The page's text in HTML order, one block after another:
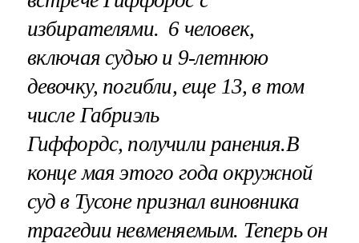
избирателями. 6 человек,
включая судью и 9-летнюю
девочку, погибли, еще 13, в том
числе Габриэль
Гиффордс, получили ранения.В
конце мая этого года окружной
суд в Тусоне признал виновника
трагедии невменяемым. Теперь он